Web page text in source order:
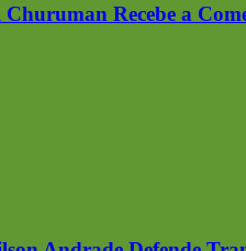
Churuman Recebe a